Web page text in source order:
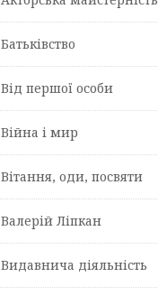
Батьківство
Від першої особи
Війна і мир
Вітання, оди, посвяти
Валерій Ліпкан
Видавнича діяльність